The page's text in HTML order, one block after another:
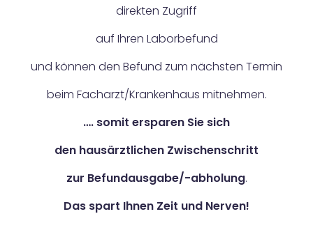
direkten Zugriff
auf Ihren Laborbefund
und können den Befund zum nächsten Termin
beim Facharzt/Krankenhaus mitnehmen.
…. somit ersparen Sie sich
den hausärztlichen Zwischenschritt
zur Befundausgabe/-abholung.
Das spart Ihnen Zeit und Nerven!